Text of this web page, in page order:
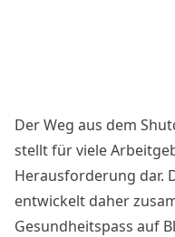
Der Weg aus dem
stellt für viele
Herausforderung dar.
entwickelt daher
Gesundheitspass auf